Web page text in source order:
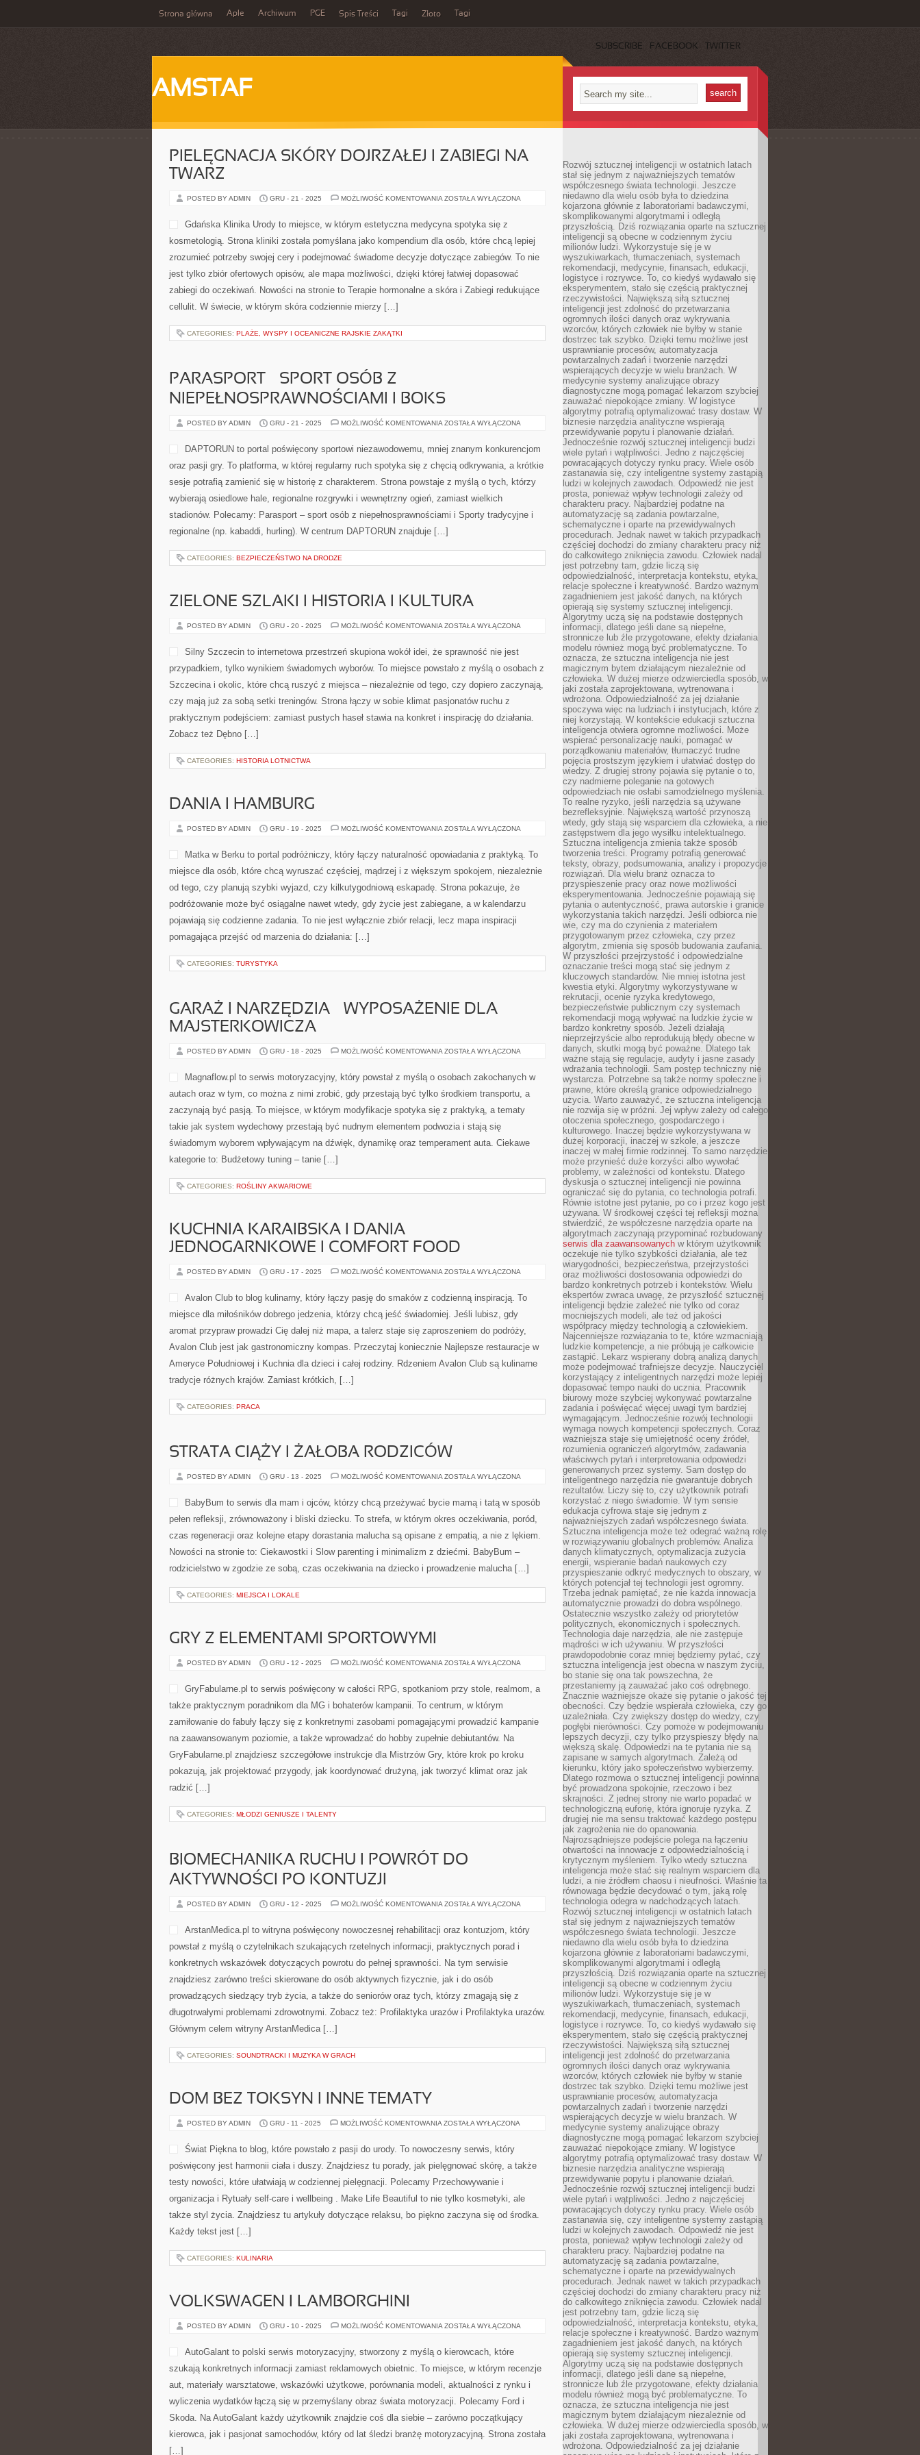
Strona główna Aple Archiwum PGE Spis Treści Tagi Złoto Tagi
SUBSCRIBE FACEBOOK TWITTER
AMSTAF
PIELĘGNACJA SKÓRY DOJRZAŁEJ I ZABIEGI NA
TWARZ
POSTED BY ADMIN GRU - 21 - 2025 MOŻLIWOŚĆ KOMENTOWANIA PIELĘGNACJA
ZABIEGI
TWARZ
ZOSTAŁA WYŁĄCZONA
Gdańska Klinika Urody to miejsce, w którym estetyczna medycyna spotyka się z
kosmetologią. Strona kliniki została pomyślana jako kompendium dla osób, które chcą lepiej
zrozumieć potrzeby swojej cery i podejmować świadome decyzje dotyczące zabiegów. To nie
jest tylko zbiór ofertowych opisów, ale mapa możliwości, dzięki której łatwiej dopasować
zabiegi do oczekiwań. Nowości na stronie to Terapie hormonalne a skóra i Zabiegi redukujące
cellulit. W świecie, w którym skóra codziennie mierzy […]
CATEGORIES: PLAŻE, WYSPY I OCEANICZNE RAJSKIE ZAKĄTKI
PARASPORT – SPORT OSÓB Z
NIEPEŁNOSPRAWNOŚCIAMI I BOKS
POSTED BY ADMIN GRU - 21 - 2025 MOŻLIWOŚĆ KOMENTOWANIA PARASPORT
OSÓB
Z
I
ZOSTAŁA WYŁĄCZONA
DAPTORUN to portal poświęcony sportowi niezawodowemu, mniej znanym konkurencjom
oraz pasji gry. To platforma, w której regularny ruch spotyka się z chęcią odkrywania, a krótkie
sesje potrafią zamienić się w historię z charakterem. Strona powstaje z myślą o tych, którzy
wybierają osiedlowe hale, regionalne rozgrywki i wewnętrzny ogień, zamiast wielkich
stadionów. Polecamy: Parasport – sport osób z niepełnosprawnościami i Sporty tradycyjne i
regionalne (np. kabaddi, hurling). W centrum DAPTORUN znajduje […]
CATEGORIES: BEZPIECZEŃSTWO NA DRODZE
ZIELONE SZLAKI I HISTORIA I KULTURA
POSTED BY ADMIN GRU - 20 - 2025 MOŻLIWOŚĆ KOMENTOWANIA ZIELONE
I
ZOSTAŁA WYŁĄCZONA
Silny Szczecin to internetowa przestrzeń skupiona wokół idei, że sprawność nie jest
przypadkiem, tylko wynikiem świadomych wyborów. To miejsce powstało z myślą o osobach z
Szczecina i okolic, które chcą ruszyć z miejsca – niezależnie od tego, czy dopiero zaczynają,
czy mają już za sobą setki treningów. Strona łączy w sobie klimat pasjonatów ruchu z
praktycznym podejściem: zamiast pustych haseł stawia na konkret i inspirację do działania.
Zobacz też Dębno […]
CATEGORIES: HISTORIA LOTNICTWA
DANIA I HAMBURG
POSTED BY ADMIN GRU - 19 - 2025 MOŻLIWOŚĆ KOMENTOWANIA DANIA
ZOSTAŁA WYŁĄCZONA
Matka w Berku to portal podróżniczy, który łączy naturalność opowiadania z praktyką. To
miejsce dla osób, które chcą wyruszać częściej, mądrzej i z większym spokojem, niezależnie
od tego, czy planują szybki wyjazd, czy kilkutygodniową eskapadę. Strona pokazuje, że
podróżowanie może być osiągalne nawet wtedy, gdy życie jest zabiegane, a w kalendarzu
pojawiają się codzienne zadania. To nie jest wyłącznie zbiór relacji, lecz mapa inspiracji
pomagająca przejść od marzenia do działania: […]
CATEGORIES: TURYSTYKA
GARAŻ I NARZĘDZIA – WYPOSAŻENIE DLA
MAJSTERKOWICZA
POSTED BY ADMIN GRU - 18 - 2025 MOŻLIWOŚĆ KOMENTOWANIA GARAŻ
WYPOSAŻENIE
MAJSTERKOWICZA
ZOSTAŁA WYŁĄCZONA
Magnaflow.pl to serwis motoryzacyjny, który powstał z myślą o osobach zakochanych w
autach oraz w tym, co można z nimi zrobić, gdy przestają być tylko środkiem transportu, a
zaczynają być pasją. To miejsce, w którym modyfikacje spotyka się z praktyką, a tematy
takie jak system wydechowy przestają być nudnym elementem podwozia i stają się
świadomym wyborem wpływającym na dźwięk, dynamikę oraz temperament auta. Ciekawe
kategorie to: Budżetowy tuning – tanie […]
CATEGORIES: ROŚLINY AKWARIOWE
KUCHNIA KARAIBSKA I DANIA
JEDNOGARNKOWE I COMFORT FOOD
POSTED BY ADMIN GRU - 17 - 2025 MOŻLIWOŚĆ KOMENTOWANIA KUCHNIA
DANIA
JEDNOGARNKOWE
COMFORT
ZOSTAŁA WYŁĄCZONA
Avalon Club to blog kulinarny, który łączy pasję do smaków z codzienną inspiracją. To
miejsce dla miłośników dobrego jedzenia, którzy chcą jeść świadomiej. Jeśli lubisz, gdy
aromat przypraw prowadzi Cię dalej niż mapa, a talerz staje się zaproszeniem do podróży,
Avalon Club jest jak gastronomiczny kompas. Przeczytaj koniecznie Najlepsze restauracje w
Ameryce Południowej i Kuchnia dla dzieci i całej rodziny. Rdzeniem Avalon Club są kulinarne
tradycje różnych krajów. Zamiast krótkich, […]
CATEGORIES: PRACA
STRATA CIĄŻY I ŻAŁOBA RODZICÓW
POSTED BY ADMIN GRU - 13 - 2025 MOŻLIWOŚĆ KOMENTOWANIA STRATA
ŻAŁOBA
RODZICÓW
ZOSTAŁA WYŁĄCZONA
BabyBum to serwis dla mam i ojców, którzy chcą przeżywać bycie mamą i tatą w sposób
pełen refleksji, zrównoważony i bliski dziecku. To strefa, w którym okres oczekiwania, poród,
czas regeneracji oraz kolejne etapy dorastania malucha są opisane z empatią, a nie z lękiem.
Nowości na stronie to: Ciekawostki i Slow parenting i minimalizm z dziećmi. BabyBum –
rodzicielstwo w zgodzie ze sobą, czas oczekiwania na dziecko i prowadzenie malucha […]
CATEGORIES: MIEJSCA I LOKALE
GRY Z ELEMENTAMI SPORTOWYMI
POSTED BY ADMIN GRU - 12 - 2025 MOŻLIWOŚĆ KOMENTOWANIA GRY
SPORTOWYMI
ZOSTAŁA WYŁĄCZONA
GryFabularne.pl to serwis poświęcony w całości RPG, spotkaniom przy stole, realmom, a
także praktycznym poradnikom dla MG i bohaterów kampanii. To centrum, w którym
zamiłowanie do fabuły łączy się z konkretnymi zasobami pomagającymi prowadzić kampanie
na zaawansowanym poziomie, a także wprowadzać do hobby zupełnie debiutantów. Na
GryFabularne.pl znajdziesz szczegółowe instrukcje dla Mistrzów Gry, które krok po kroku
pokazują, jak projektować przygody, jak koordynować drużyną, jak tworzyć klimat oraz jak
radzić […]
CATEGORIES: MŁODZI GENIUSZE I TALENTY
BIOMECHANIKA RUCHU I POWRÓT DO
AKTYWNOŚCI PO KONTUZJI
POSTED BY ADMIN GRU - 12 - 2025 MOŻLIWOŚĆ KOMENTOWANIA BIOMECHANIKA
POWRÓT
DO
PO
ZOSTAŁA WYŁĄCZONA
ArstanMedica.pl to witryna poświęcony nowoczesnej rehabilitacji oraz kontuzjom, który
powstał z myślą o czytelnikach szukających rzetelnych informacji, praktycznych porad i
konkretnych wskazówek dotyczących powrotu do pełnej sprawności. Na tym serwisie
znajdziesz zarówno treści skierowane do osób aktywnych fizycznie, jak i do osób
prowadzących siedzący tryb życia, a także do seniorów oraz tych, którzy zmagają się z
długotrwałymi problemami zdrowotnymi. Zobacz też: Profilaktyka urazów i Profilaktyka urazów.
Głównym celem witryny ArstanMedica […]
CATEGORIES: SOUNDTRACKI I MUZYKA W GRACH
DOM BEZ TOKSYN I INNE TEMATY
POSTED BY ADMIN GRU - 11 - 2025 MOŻLIWOŚĆ KOMENTOWANIA DOM
INNE
ZOSTAŁA WYŁĄCZONA
Świat Piękna to blog, które powstało z pasji do urody. To nowoczesny serwis, który
poświęcony jest harmonii ciała i duszy. Znajdziesz tu porady, jak pielęgnować skórę, a także
testy nowości, które ułatwiają w codziennej pielęgnacji. Polecamy Przechowywanie i
organizacja i Rytuały self-care i wellbeing . Make Life Beautiful to nie tylko kosmetyki, ale
także styl życia. Znajdziesz tu artykuły dotyczące relaksu, bo piękno zaczyna się od środka.
Każdy tekst jest […]
CATEGORIES: KULINARIA
VOLKSWAGEN I LAMBORGHINI
POSTED BY ADMIN GRU - 10 - 2025 MOŻLIWOŚĆ KOMENTOWANIA VOLKSWAGEN
ZOSTAŁA WYŁĄCZONA
AutoGalant to polski serwis motoryzacyjny, stworzony z myślą o kierowcach, które
szukają konkretnych informacji zamiast reklamowych obietnic. To miejsce, w którym recenzje
aut, materiały warsztatowe, wskazówki użytkowe, porównania modeli, aktualności z rynku i
wyliczenia wydatków łączą się w przemyślany obraz świata motoryzacji. Polecamy Ford i
Skoda. Na AutoGalant każdy użytkownik znajdzie coś dla siebie – zarówno początkujący
kierowca, jak i pasjonat samochodów, który od lat śledzi branżę motoryzacyjną. Strona została
[…]
Rozwój sztucznej inteligencji w ostatnich latach
stał się jednym z najważniejszych tematów
współczesnego świata technologii. Jeszcze
niedawno dla wielu osób była to dziedzina
kojarzona głównie z laboratoriami badawczymi,
skomplikowanymi algorytmami i odległą
przyszłością. Dziś rozwiązania oparte na sztucznej
inteligencji są obecne w codziennym życiu
milionów ludzi. Wykorzystuje się je w
wyszukiwarkach, tłumaczeniach, systemach
rekomendacji, medycynie, finansach, edukacji,
logistyce i rozrywce. To, co kiedyś wydawało się
eksperymentem, stało się częścią praktycznej
rzeczywistości. Największą siłą sztucznej
inteligencji jest zdolność do przetwarzania
ogromnych ilości danych oraz wykrywania
wzorców, których człowiek nie byłby w stanie
dostrzec tak szybko. Dzięki temu możliwe jest
usprawnianie procesów, automatyzacja
powtarzalnych zadań i tworzenie narzędzi
wspierających decyzje w wielu branżach. W
medycynie systemy analizujące obrazy
diagnostyczne mogą pomagać lekarzom szybciej
zauważać niepokojące zmiany. W logistyce
algorytmy potrafią optymalizować trasy dostaw. W
biznesie narzędzia analityczne wspierają
przewidywanie popytu i planowanie działań.
Jednocześnie rozwój sztucznej inteligencji budzi
wiele pytań i wątpliwości. Jedno z najczęściej
powracających dotyczy rynku pracy. Wiele osób
zastanawia się, czy inteligentne systemy zastąpią
ludzi w kolejnych zawodach. Odpowiedź nie jest
prosta, ponieważ wpływ technologii zależy od
charakteru pracy. Najbardziej podatne na
automatyzację są zadania powtarzalne,
schematyczne i oparte na przewidywalnych
procedurach. Jednak nawet w takich przypadkach
częściej dochodzi do zmiany charakteru pracy niż
do całkowitego zniknięcia zawodu. Człowiek nadal
jest potrzebny tam, gdzie liczą się
odpowiedzialność, interpretacja kontekstu, etyka,
relacje społeczne i kreatywność. Bardzo ważnym
zagadnieniem jest jakość danych, na których
opierają się systemy sztucznej inteligencji.
Algorytmy uczą się na podstawie dostępnych
informacji, dlatego jeśli dane są niepełne,
stronnicze lub źle przygotowane, efekty działania
modelu również mogą być problematyczne. To
oznacza, że sztuczna inteligencja nie jest
magicznym bytem działającym niezależnie od
człowieka. W dużej mierze odzwierciedla sposób, w
jaki została zaprojektowana, wytrenowana i
wdrożona. Odpowiedzialność za jej działanie
spoczywa więc na ludziach i instytucjach, które z
niej korzystają. W kontekście edukacji sztuczna
inteligencja otwiera ogromne możliwości. Może
wspierać personalizację nauki, pomagać w
porządkowaniu materiałów, tłumaczyć trudne
pojęcia prostszym językiem i ułatwiać dostęp do
wiedzy. Z drugiej strony pojawia się pytanie o to,
czy nadmierne poleganie na gotowych
odpowiedziach nie osłabi samodzielnego myślenia.
To realne ryzyko, jeśli narzędzia są używane
bezrefleksyjnie. Największą wartość przynoszą
wtedy, gdy stają się wsparciem dla człowieka, a nie
zastępstwem dla jego wysiłku intelektualnego.
Sztuczna inteligencja zmienia także sposób
tworzenia treści. Programy potrafią generować
teksty, obrazy, podsumowania, analizy i propozycje
rozwiązań. Dla wielu branż oznacza to
przyspieszenie pracy oraz nowe możliwości
eksperymentowania. Jednocześnie pojawiają się
pytania o autentyczność, prawa autorskie i granice
wykorzystania takich narzędzi. Jeśli odbiorca nie
wie, czy ma do czynienia z materiałem
przygotowanym przez człowieka, czy przez
algorytm, zmienia się sposób budowania zaufania.
W przyszłości przejrzystość i odpowiedzialne
oznaczanie treści mogą stać się jednym z
kluczowych standardów. Nie mniej istotna jest
kwestia etyki. Algorytmy wykorzystywane w
rekrutacji, ocenie ryzyka kredytowego,
bezpieczeństwie publicznym czy systemach
rekomendacji mogą wpływać na ludzkie życie w
bardzo konkretny sposób. Jeżeli działają
nieprzejrzyście albo reprodukują błędy obecne w
danych, skutki mogą być poważne. Dlatego tak
ważne stają się regulacje, audyty i jasne zasady
wdrażania technologii. Sam postęp techniczny nie
wystarcza. Potrzebne są także normy społeczne i
prawne, które określą granice odpowiedzialnego
użycia. Warto zauważyć, że sztuczna inteligencja
nie rozwija się w próżni. Jej wpływ zależy od całego
otoczenia społecznego, gospodarczego i
kulturowego. Inaczej będzie wykorzystywana w
dużej korporacji, inaczej w szkole, a jeszcze
inaczej w małej firmie rodzinnej. To samo narzędzie
może przynieść duże korzyści albo wywołać
problemy, w zależności od kontekstu. Dlatego
dyskusja o sztucznej inteligencji nie powinna
ograniczać się do pytania, co technologia potrafi.
Równie istotne jest pytanie, po co i przez kogo jest
używana. W środkowej części tej refleksji można
stwierdzić, że współczesne narzędzia oparte na
algorytmach zaczynają przypominać rozbudowany
serwis dla zaawansowanych w którym użytkownik
oczekuje nie tylko szybkości działania, ale też
wiarygodności, bezpieczeństwa, przejrzystości
oraz możliwości dostosowania odpowiedzi do
bardzo konkretnych potrzeb i kontekstów. Wielu
ekspertów zwraca uwagę, że przyszłość sztucznej
inteligencji będzie zależeć nie tylko od coraz
mocniejszych modeli, ale też od jakości
współpracy między technologią a człowiekiem.
Najcenniejsze rozwiązania to te, które wzmacniają
ludzkie kompetencje, a nie próbują je całkowicie
zastąpić. Lekarz wspierany dobrą analizą danych
może podejmować trafniejsze decyzje. Nauczyciel
korzystający z inteligentnych narzędzi może lepiej
dopasować tempo nauki do ucznia. Pracownik
biurowy może szybciej wykonywać powtarzalne
zadania i poświęcać więcej uwagi tym bardziej
wymagającym. Jednocześnie rozwój technologii
wymaga nowych kompetencji społecznych. Coraz
ważniejsza staje się umiejętność oceny źródeł,
rozumienia ograniczeń algorytmów, zadawania
właściwych pytań i interpretowania odpowiedzi
generowanych przez systemy. Sam dostęp do
inteligentnego narzędzia nie gwarantuje dobrych
rezultatów. Liczy się to, czy użytkownik potrafi
korzystać z niego świadomie. W tym sensie
edukacja cyfrowa staje się jednym z
najważniejszych zadań współczesnego świata.
Sztuczna inteligencja może też odegrać ważną rolę
w rozwiązywaniu globalnych problemów. Analiza
danych klimatycznych, optymalizacja zużycia
energii, wspieranie badań naukowych czy
przyspieszanie odkryć medycznych to obszary, w
których potencjał tej technologii jest ogromny.
Trzeba jednak pamiętać, że nie każda innowacja
automatycznie prowadzi do dobra wspólnego.
Ostatecznie wszystko zależy od priorytetów
politycznych, ekonomicznych i społecznych.
Technologia daje narzędzia, ale nie zastępuje
mądrości w ich używaniu. W przyszłości
prawdopodobnie coraz mniej będziemy pytać, czy
sztuczna inteligencja jest obecna w naszym życiu,
bo stanie się ona tak powszechna, że
przestaniemy ją zauważać jako coś odrębnego.
Znacznie ważniejsze okaże się pytanie o jakość tej
obecności. Czy będzie wspierała człowieka, czy go
uzależniała. Czy zwiększy dostęp do wiedzy, czy
pogłębi nierówności. Czy pomoże w podejmowaniu
lepszych decyzji, czy tylko przyspieszy błędy na
większą skalę. Odpowiedzi na te pytania nie są
zapisane w samych algorytmach. Zależą od
kierunku, który jako społeczeństwo wybierzemy.
Dlatego rozmowa o sztucznej inteligencji powinna
być prowadzona spokojnie, rzeczowo i bez
skrajności. Z jednej strony nie warto popadać w
technologiczną euforię, która ignoruje ryzyka. Z
drugiej nie ma sensu traktować każdego postępu
jak zagrożenia nie do opanowania.
Najrozsądniejsze podejście polega na łączeniu
otwartości na innowacje z odpowiedzialnością i
krytycznym myśleniem. Tylko wtedy sztuczna
inteligencja może stać się realnym wsparciem dla
ludzi, a nie źródłem chaosu i nieufności. Właśnie ta
równowaga będzie decydować o tym, jaką rolę
technologia odegra w nadchodzących latach.
Rozwój sztucznej inteligencji w ostatnich latach
stał się jednym z najważniejszych tematów
współczesnego świata technologii. Jeszcze
niedawno dla wielu osób była to dziedzina
kojarzona głównie z laboratoriami badawczymi,
skomplikowanymi algorytmami i odległą
przyszłością. Dziś rozwiązania oparte na sztucznej
inteligencji są obecne w codziennym życiu
milionów ludzi. Wykorzystuje się je w
wyszukiwarkach, tłumaczeniach, systemach
rekomendacji, medycynie, finansach, edukacji,
logistyce i rozrywce. To, co kiedyś wydawało się
eksperymentem, stało się częścią praktycznej
rzeczywistości. Największą siłą sztucznej
inteligencji jest zdolność do przetwarzania
ogromnych ilości danych oraz wykrywania
wzorców, których człowiek nie byłby w stanie
dostrzec tak szybko. Dzięki temu możliwe jest
usprawnianie procesów, automatyzacja
powtarzalnych zadań i tworzenie narzędzi
wspierających decyzje w wielu branżach. W
medycynie systemy analizujące obrazy
diagnostyczne mogą pomagać lekarzom szybciej
zauważać niepokojące zmiany. W logistyce
algorytmy potrafią optymalizować trasy dostaw. W
biznesie narzędzia analityczne wspierają
przewidywanie popytu i planowanie działań.
Jednocześnie rozwój sztucznej inteligencji budzi
wiele pytań i wątpliwości. Jedno z najczęściej
powracających dotyczy rynku pracy. Wiele osób
zastanawia się, czy inteligentne systemy zastąpią
ludzi w kolejnych zawodach. Odpowiedź nie jest
prosta, ponieważ wpływ technologii zależy od
charakteru pracy. Najbardziej podatne na
automatyzację są zadania powtarzalne,
schematyczne i oparte na przewidywalnych
procedurach. Jednak nawet w takich przypadkach
częściej dochodzi do zmiany charakteru pracy niż
do całkowitego zniknięcia zawodu. Człowiek nadal
jest potrzebny tam, gdzie liczą się
odpowiedzialność, interpretacja kontekstu, etyka,
relacje społeczne i kreatywność. Bardzo ważnym
zagadnieniem jest jakość danych, na których
opierają się systemy sztucznej inteligencji.
Algorytmy uczą się na podstawie dostępnych
informacji, dlatego jeśli dane są niepełne,
stronnicze lub źle przygotowane, efekty działania
modelu również mogą być problematyczne. To
oznacza, że sztuczna inteligencja nie jest
magicznym bytem działającym niezależnie od
człowieka. W dużej mierze odzwierciedla sposób, w
jaki została zaprojektowana, wytrenowana i
wdrożona. Odpowiedzialność za jej działanie